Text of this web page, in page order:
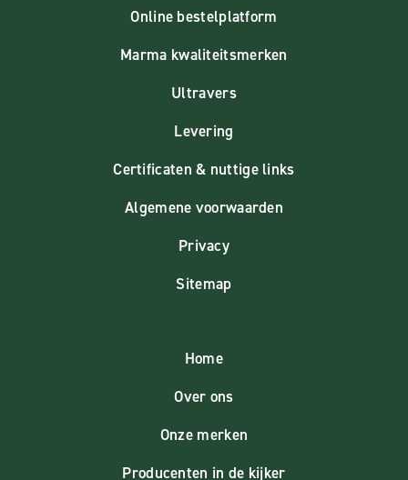
Online bestelplatform
Marma kwaliteitsmerken
Ultravers
Levering
Certificaten & nuttige links
Algemene voorwaarden
Privacy
Sitemap
Home
Over ons
Onze merken
Producenten in de kijker